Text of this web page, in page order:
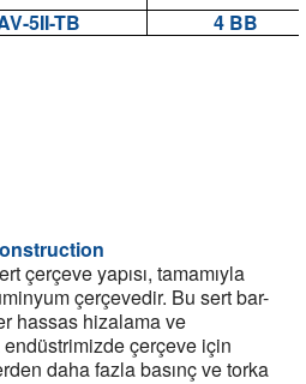
5II-TB 4 BB
çerçeve yapısı, tamamıyla
çerçevedir. Bu sert bar-
hassas hizalama ve
çerçeve için
daha fazla basınç ve torka